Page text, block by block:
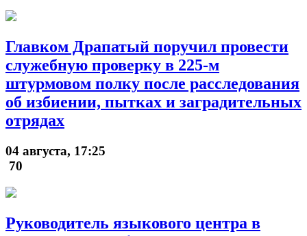
Главком Драпатый поручил провести
служебную проверку в 225-м
штурмовом полку после расследования
об избиении, пытках и заградительных
отрядах
04 августа, 17:25
70
Руководитель языкового центра в